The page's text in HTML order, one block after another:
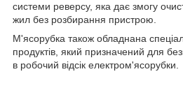
системи реверсу, яка дає змогу
жил без розбирання пристрою.
М'ясорубка також обладнана
продуктів, який призначений для
в робочий відсік електром'ясорубки.